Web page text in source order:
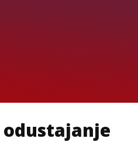
odustajanje